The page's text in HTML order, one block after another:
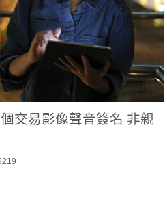
交易影像聲音簽名 非親